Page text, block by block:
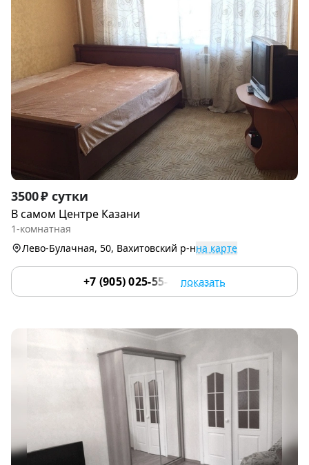
Item
1
of
9
3500 ₽ сутки
В самом Центре Казани
1-комнатная
Лево-Булачная, 50, Вахитовский р-нна карте
+7 (905) 025-55-12 показать